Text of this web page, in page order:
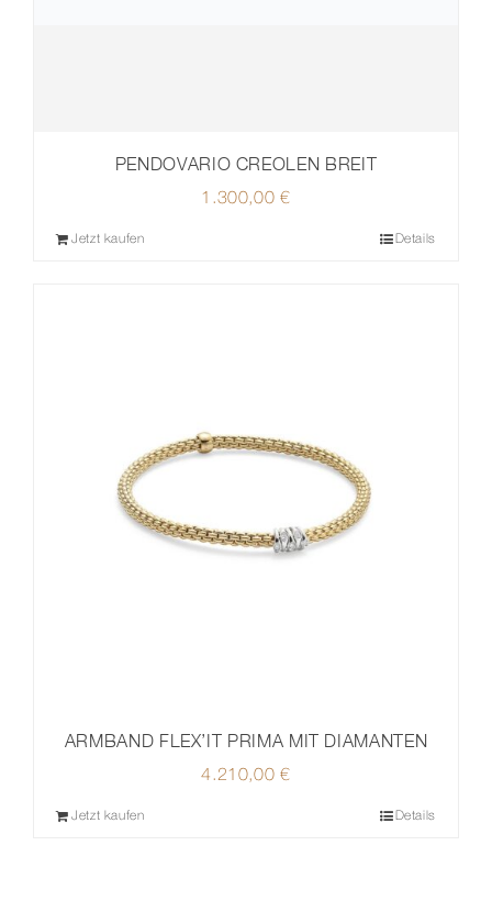
PENDOVARIO CREOLEN BREIT
1.300,00€
Jetzt kaufen Details
ARMBAND FLEX’IT PRIMA MIT DIAMANTEN
4.210,00€
Jetzt kaufen Details